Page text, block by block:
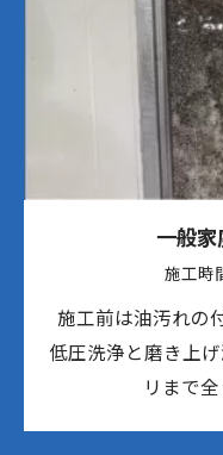
一般
施工時
施工前は油汚れの
低圧洗浄と磨き上
リまで